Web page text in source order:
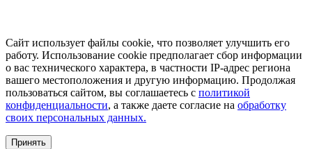
Сайт использует файлы cookie, что позволяет улучшить его
работу. Использование cookie предполагает сбор информации
о вас технического характера, в частности IP-адрес региона
вашего местоположения и другую информацию. Продолжая
пользоваться сайтом, вы соглашаетесь с политикой
конфиденциальности, а также даете согласие на обработку
своих персональных данных.
Принять